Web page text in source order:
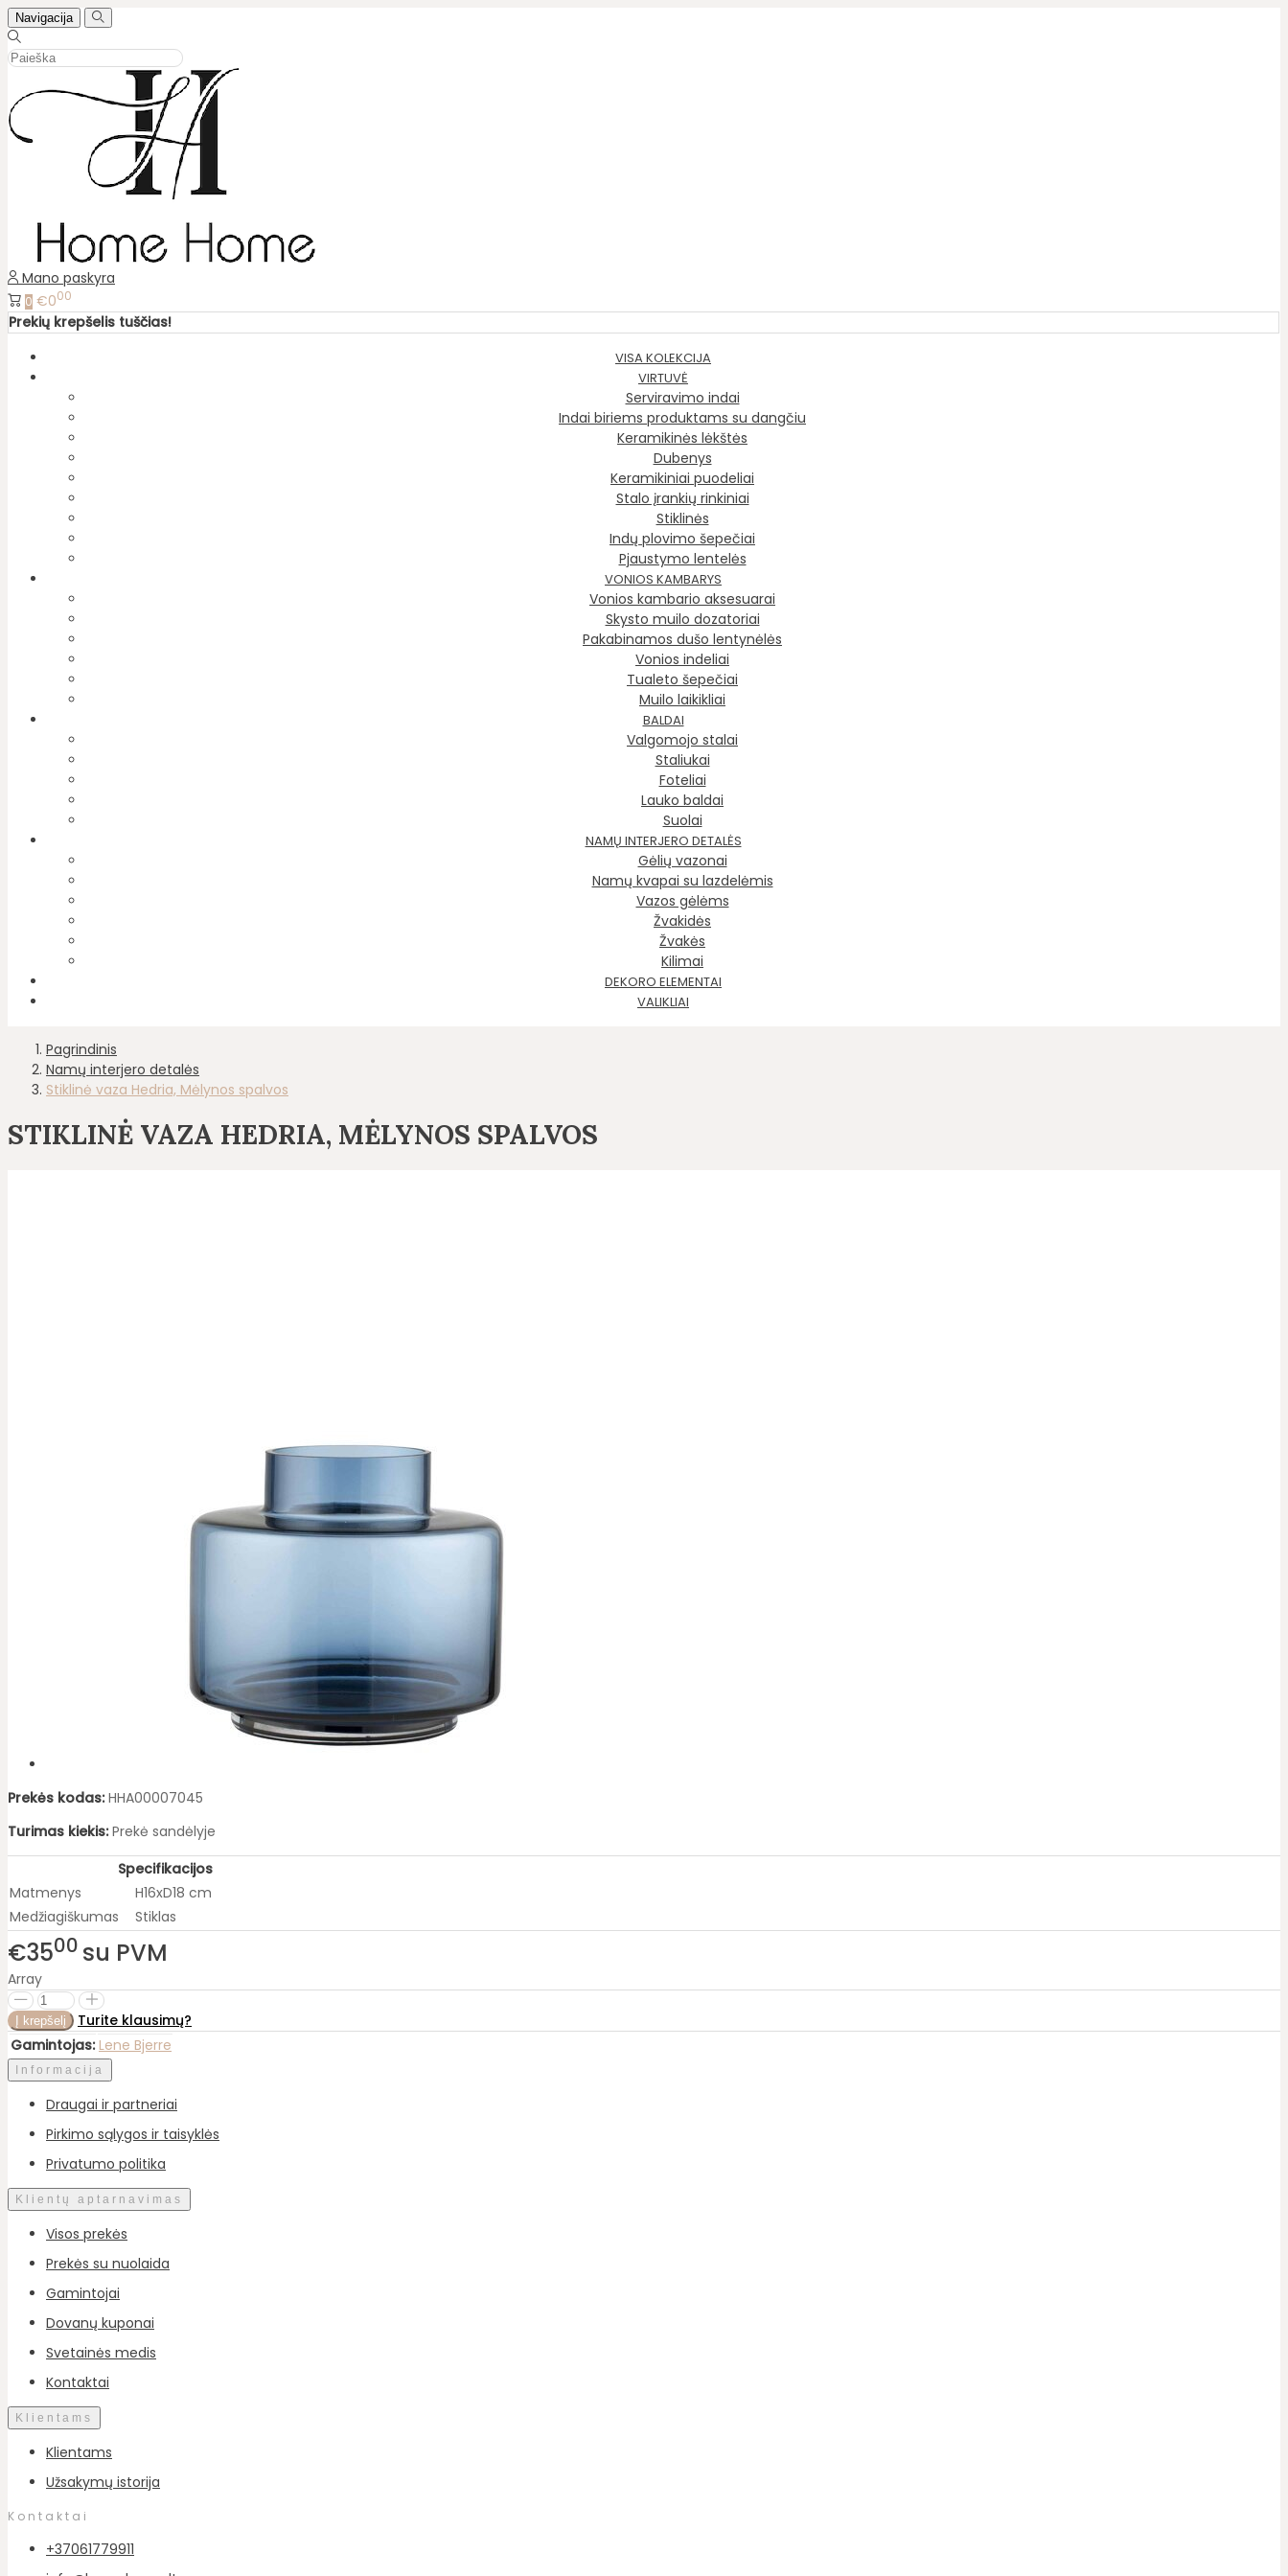
Navigacija
Mano paskyra
0 €000
Prekių krepšelis tuščias!
VISA KOLEKCIJA
VIRTUVĖ
Serviravimo indai
Indai biriems produktams su dangčiu
Keramikinės lėkštės
Dubenys
Keramikiniai puodeliai
Stalo įrankių rinkiniai
Stiklinės
Indų plovimo šepečiai
Pjaustymo lentelės
VONIOS KAMBARYS
Vonios kambario aksesuarai
Skysto muilo dozatoriai
Pakabinamos dušo lentynėlės
Vonios indeliai
Tualeto šepečiai
Muilo laikikliai
BALDAI
Valgomojo stalai
Staliukai
Foteliai
Lauko baldai
Suolai
NAMŲ INTERJERO DETALĖS
Gėlių vazonai
Namų kvapai su lazdelėmis
Vazos gėlėms
Žvakidės
Žvakės
Kilimai
DEKORO ELEMENTAI
VALIKLIAI
Pagrindinis
Namų interjero detalės
Stiklinė vaza Hedria, Mėlynos spalvos
STIKLINĖ VAZA HEDRIA, MĖLYNOS SPALVOS
Prekės kodas: HHA00007045
Turimas kiekis: Prekė sandėlyje
Specifikacijos
Matmenys
H16xD18 cm
Medžiagiškumas
Stiklas
€3500 su PVM
Array
Turite klausimų?
Gamintojas: Lene Bjerre
Informacija
Draugai ir partneriai
Pirkimo sąlygos ir taisyklės
Privatumo politika
Klientų aptarnavimas
Visos prekės
Prekės su nuolaida
Gamintojai
Dovanų kuponai
Svetainės medis
Kontaktai
Klientams
Klientams
Užsakymų istorija
Kontaktai
+37061779911